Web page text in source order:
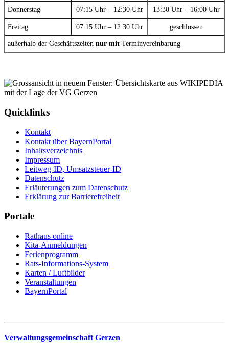
Donnerstag 07:15 Uhr – 12:30 Uhr 13:30 Uhr – 16:00 Uhr
Freitag 07:15 Uhr – 12:30 Uhr geschlossen
außerhalb der Geschäftszeiten nur mit Terminvereinbarung
Quicklinks
Kontakt
Kontakt über BayernPortal
Inhaltsverzeichnis
Impressum
Leitweg-ID, Umsatzsteuer-ID
Datenschutz
Erläuterungen zum Datenschutz
Erklärung zur Barrierefreiheit
Portale
Rathaus online
Kita-Anmeldungen
Ferienprogramm
Rats-Informations-System
Karten / Luftbilder
Veranstaltungen
BayernPortal
Verwaltungsgemeinschaft Gerzen